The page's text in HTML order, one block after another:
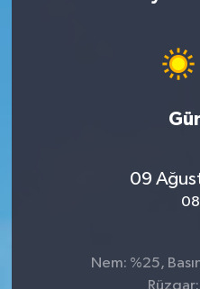
09
Nem: %25,